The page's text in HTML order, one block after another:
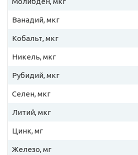
Ванадий, мкг
Кобальт, мкг
Никель, мкг
Рубидий, мкг
Селен, мкг
Литий, мкг
Цинк, мг
Железо, мг